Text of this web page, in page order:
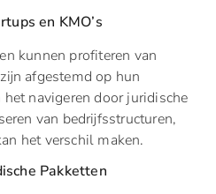
en KMO’s
kunnen profiteren van
afgestemd op hun
navigeren door juridische
van bedrijfsstructuren,
het verschil maken.
Pakketten